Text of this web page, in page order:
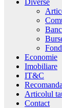
Diverse
Economie
Imobiliare
IT&C
Articolul
Contact